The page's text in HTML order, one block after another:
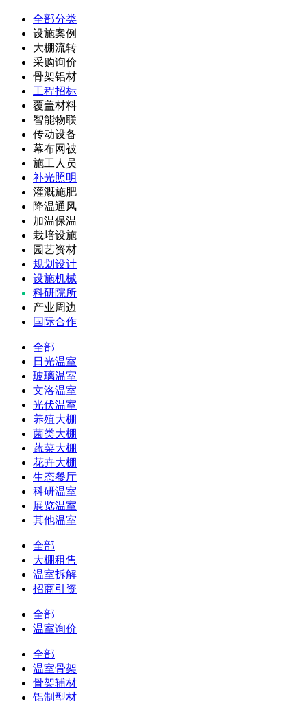
全部分类
设施案例
大棚流转
采购询价
骨架铝材
工程招标
覆盖材料
智能物联
传动设备
幕布网被
施工人员
补光照明
灌溉施肥
降温通风
加温保温
栽培设施
园艺资材
规划设计
设施机械
科研院所
产业周边
国际合作
全部
日光温室
玻璃温室
文洛温室
光伏温室
养殖大棚
菌类大棚
蔬菜大棚
花卉大棚
生态餐厅
科研温室
展览温室
其他温室
全部
大棚租售
温室拆解
招商引资
全部
温室询价
全部
温室骨架
骨架辅材
铝制型材